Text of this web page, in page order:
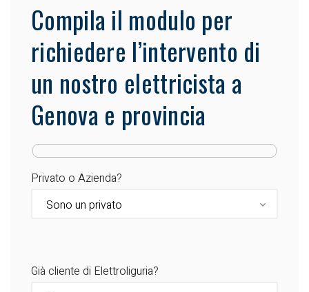
Compila il modulo per
richiedere l’intervento di
un nostro elettricista a
Genova e provincia
Privato o Azienda?
Già cliente di Elettroliguria?